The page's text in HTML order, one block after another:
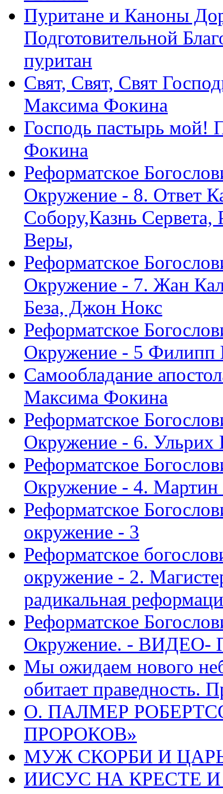
Пуритане и Каноны
Подготовительной
пуритан
Свят, Свят, Свят
Максима Фокина
Господь пастырь мой!
Фокина
Реформатское
Окружение - 8. Ответ
Собору,Казнь Сервета,
Веры,
Реформатское
Окружение - 7. Жан
Беза, Джон Нокс
Реформатское
Окружение - 5 Филипп
Самообладание
Максима Фокина
Реформатское
Окружение - 6. Ульрих
Реформатское
Окружение - 4.
Реформатское
окружение - 3
Реформатское
окружение - 2.
радикальная
Реформатское
Окружение. - ВИДЕО-
Мы ожидаем нового
обитает праведность.
О. ПАЛМЕР
ПРОРОКОВ»
МУЖ СКОРБИ И ЦАРЬ
ИИСУС НА КРЕСТЕ